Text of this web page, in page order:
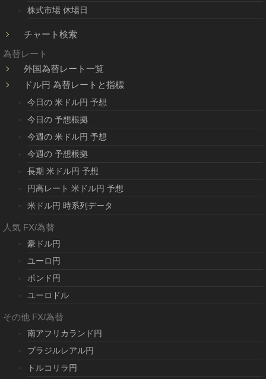
株式市場 休場日
チャート検索
為替レート
外国為替レート一覧
ドル円 為替レートと指標
今日の 米ドル円 予想
今日の 予想根拠
今週の 米ドル円 予想
今週の 予想根拠
長期 米ドル円 予想
円高レート 米ドル円 予想
米ドル円 時系列データ
人気 FX/為替
豪ドル円
ユーロ円
ポンド円
ユーロドル
その他 FX/為替
南アフリカランド円
ブラジルレアル円
トルコリラ円